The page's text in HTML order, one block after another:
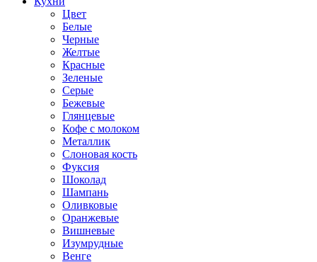
Цвет
Белые
Черные
Желтые
Красные
Зеленые
Серые
Бежевые
Глянцевые
Кофе с молоком
Металлик
Слоновая кость
Фуксия
Шоколад
Шампань
Оливковые
Оранжевые
Вишневые
Изумрудные
Венге